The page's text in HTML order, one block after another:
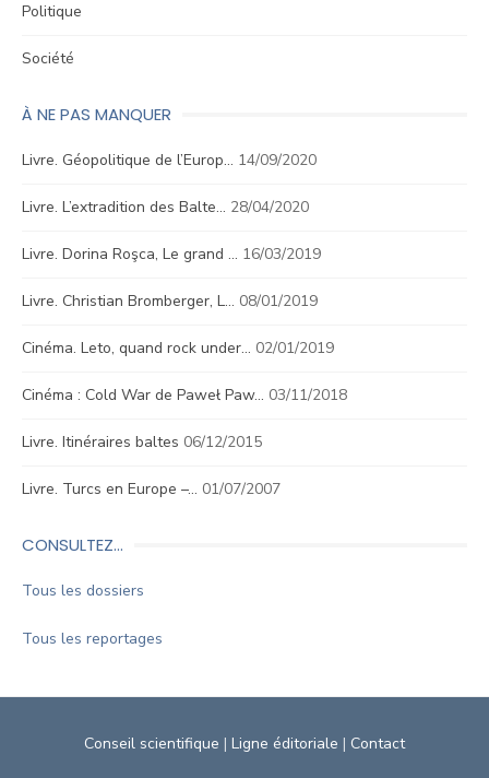
Politique
Société
À NE PAS MANQUER
Livre. Géopolitique de l’Europ… 14/09/2020
Livre. L’extradition des Balte… 28/04/2020
Livre. Dorina Roşca, Le grand … 16/03/2019
Livre. Christian Bromberger, L… 08/01/2019
Cinéma. Leto, quand rock under… 02/01/2019
Cinéma : Cold War de Paweł Paw… 03/11/2018
Livre. Itinéraires baltes 06/12/2015
Livre. Turcs en Europe –… 01/07/2007
CONSULTEZ…
Tous les dossiers
Tous les reportages
Conseil scientifique | Ligne éditoriale | Contact